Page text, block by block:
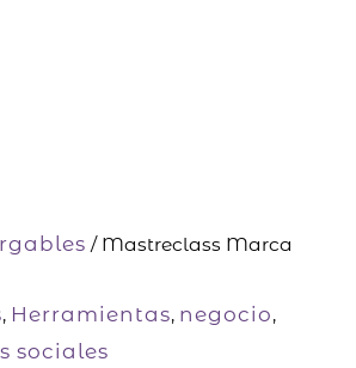
/ Mastreclass Marca
, Herramientas, negocio,
sociales